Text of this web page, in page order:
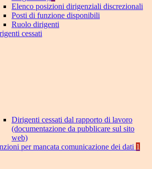
Elenco posizioni dirigenziali discrezionali
Posti di funzione disponibili
Ruolo dirigenti
cessati
Dirigenti cessati dal rapporto di lavoro
(documentazione da pubblicare sul sito
web)
per mancata comunicazione dei dati 1